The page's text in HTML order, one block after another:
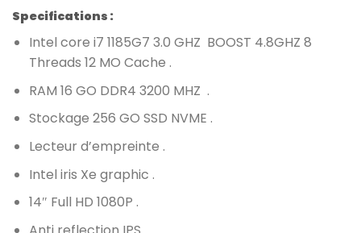
Specifications :
Intel core i7 1185G7 3.0 GHZ BOOST 4.8GHZ 8
Threads 12 MO Cache .
RAM 16 GO DDR4 3200 MHZ .
Stockage 256 GO SSD NVME .
Lecteur d’empreinte .
Intel iris Xe graphic .
14″ Full HD 1080P .